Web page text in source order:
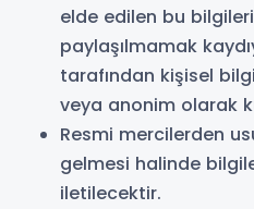
elde edilen bu
paylaşılmamak
tarafından kişisel
veya anonim olarak
Resmi mercilerden
gelmesi halinde
iletilecektir.